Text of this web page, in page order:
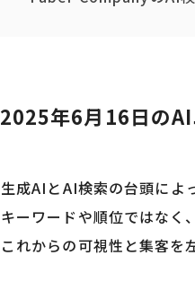
2025年6月16日の
生成AIとAI検索の台頭によ
キーワードや順位ではなく
これからの可視性と集客を